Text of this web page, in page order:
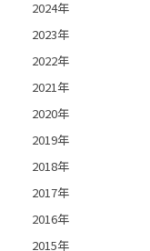
2024年
2023年
2022年
2021年
2020年
2019年
2018年
2017年
2016年
2015年